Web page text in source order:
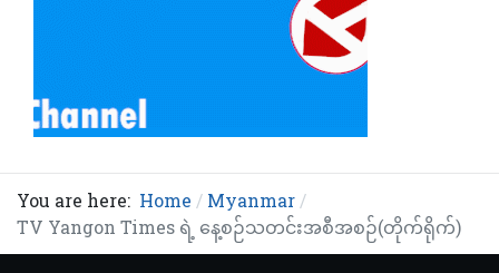
You are here: Home
Myanmar
TV Yangon Times ရဲ့ နေ့စဉ်သတင်းအစီအစဉ်(တိုက်ရိုက်)